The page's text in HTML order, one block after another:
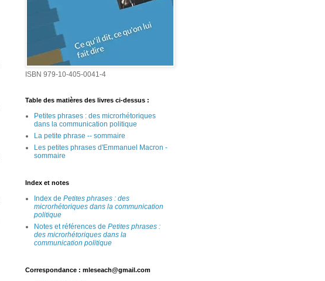
ISBN 979-10-405-0041-4
Table des matières des livres ci-dessus :
Petites phrases : des microrhétoriques
dans la communication politique
La petite phrase -- sommaire
Les petites phrases d'Emmanuel Macron -
sommaire
Index et notes
Index de Petites phrases : des
microrhétoriques dans la communication
politique
Notes et références de Petites phrases :
des microrhétoriques dans la
communication politique
Correspondance : mleseach@gmail.com